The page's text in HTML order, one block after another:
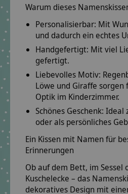
Warum dieses
Personalisierbar: Mit
und dadurch ein echtes
Handgefertigt: Mit viel
gefertigt.
Liebevolles Motiv:
Löwe und Giraffe sorgen
Optik im Kinderzimmer.
Schönes Geschenk: Ideal
oder als persönliches
Ein Kissen mit Namen für
Erinnerungen
Ob auf dem Bett, im Sessel
Kuschelecke – das
dekoratives Design mit